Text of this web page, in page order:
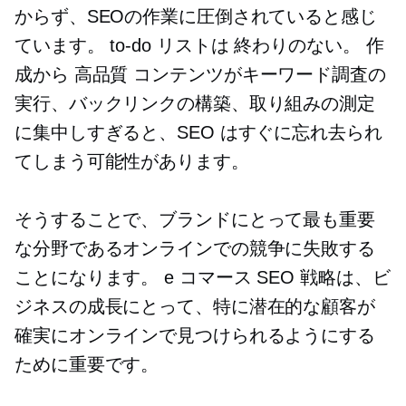
からず、SEOの作業に圧倒されていると感じ
ています。to-doリストは終わりのない。
作
成から 高品質 コンテンツがキーワード調査の
実行、バックリンクの構築、取り組みの測定
に集中しすぎると、SEO はすぐに忘れ去られ
てしまう可能性があります。
そうすることで、ブランドにとって最も重要
な分野であるオンラインでの競争に失敗する
ことになります。 e コマース SEO 戦略は、ビ
ジネスの成長にとって、特に潜在的な顧客が
確実にオンラインで見つけられるようにする
ために重要です。